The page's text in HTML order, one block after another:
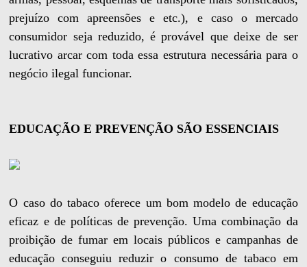
prejuízo com apreensões e etc.), e caso o mercado
consumidor seja reduzido, é provável que deixe de ser
lucrativo arcar com toda essa estrutura necessária para o
negócio ilegal funcionar.
EDUCAÇÃO E PREVENÇÃO SÃO ESSENCIAIS
O caso do tabaco oferece um bom modelo de educação
eficaz e de políticas de prevenção. Uma combinação da
proibição de fumar em locais públicos e campanhas de
educação conseguiu reduzir o consumo de tabaco em